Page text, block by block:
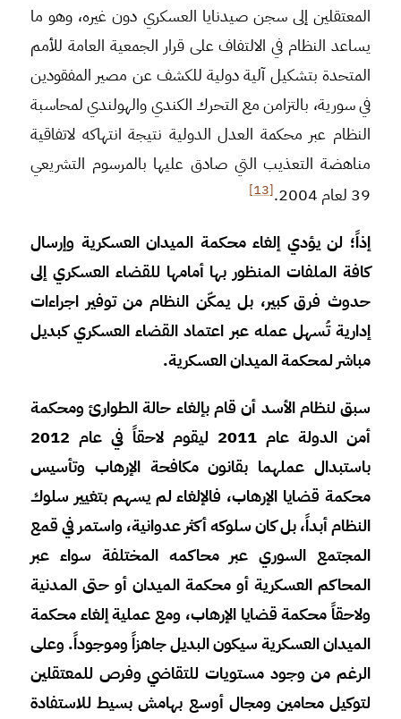
المعتقلين إلى سجن صيدنايا العسكري دون غيره، وهو ما
يساعد النظام في الالتفاف على قرار الجمعية العامة للأمم
المتحدة بتشكيل آلية دولية للكشف عن مصير المفقودين
في سورية، بالتزامن مع التحرك الكندي والهولندي لمحاسبة
النظام عبر محكمة العدل الدولية نتيجة انتهاكه لاتفاقية
مناهضة التعذيب التي صادق عليها بالمرسوم التشريعي
39 لعام 2004.
[13]
إذاً؛ لن يؤدي إلغاء محكمة الميدان العسكرية وإرسال
كافة الملفات المنظور بها أمامها للقضاء العسكري إلى
حدوث فرق كبير، بل يمكّن النظام من توفير اجراءات
إدارية تُسهل عمله عبر اعتماد القضاء العسكري كبديل
مباشر لمحكمة الميدان العسكرية.
سبق لنظام الأسد أن قام بإلغاء حالة الطوارئ ومحكمة
أمن الدولة عام 2011 ليقوم لاحقاً في عام 2012
باستبدال عملهما بقانون مكافحة الإرهاب وتأسيس
محكمة قضايا الإرهاب، فالإلغاء لم يسهم بتغيير سلوك
النظام أبداً، بل كان سلوكه أكثر عدوانية، واستمر في قمع
المجتمع السوري عبر محاكمه المختلفة سواء عبر
المحاكم العسكرية أو محكمة الميدان أو حتى المدنية
ولاحقاً محكمة قضايا الإرهاب، ومع عملية إلغاء محكمة
الميدان العسكرية سيكون البديل جاهزاً وموجوداً. وعلى
الرغم من وجود مستويات للتقاضي وفرص للمعتقلين
لتوكيل محامين ومجال أوسع بهامش بسيط للاستفادة